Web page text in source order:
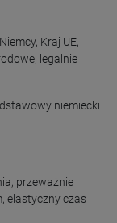
Niemcy, Kraj UE,
legalnie
niemiecki
, przeważnie
, elastyczny czas